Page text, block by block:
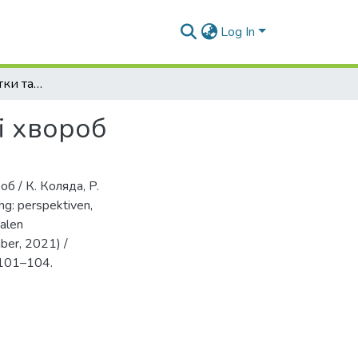
Log In
Мікробіом носоглотки та його роль у патогенезі хвороб
хвороб
/ К. Коляда, P.
perspektiven,
2021) /